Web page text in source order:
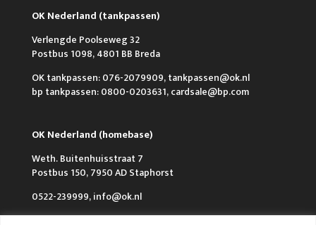
OK Nederland (tankpassen)
Verlengde Poolseweg 32
Postbus 1098, 4801 BB Breda
OK tankpassen: 076-2079909, tankpassen@ok.nl
bp tankpassen: 0800-0203631, cardsale@bp.com
OK Nederland (homebase)
Weth. Buitenhuisstraat 7
Postbus 150, 7950 AD Staphorst
0522-239999, info@ok.nl